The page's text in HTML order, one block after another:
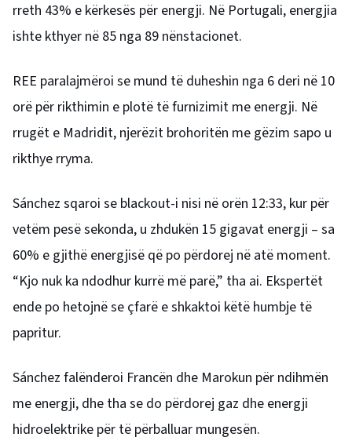
rreth 43% e kërkesës për energji. Në Portugali, energjia
ishte kthyer në 85 nga 89 nënstacionet.
REE paralajmëroi se mund të duheshin nga 6 deri në 10
orë për rikthimin e plotë të furnizimit me energji. Në
rrugët e Madridit, njerëzit brohoritën me gëzim sapo u
rikthye rryma.
Sánchez sqaroi se blackout-i nisi në orën 12:33, kur për
vetëm pesë sekonda, u zhdukën 15 gigavat energji – sa
60% e gjithë energjisë që po përdorej në atë moment.
“Kjo nuk ka ndodhur kurrë më parë,” tha ai. Ekspertët
ende po hetojnë se çfarë e shkaktoi këtë humbje të
papritur.
Sánchez falënderoi Francën dhe Marokun për ndihmën
me energji, dhe tha se do përdorej gaz dhe energji
hidroelektrike për të përballuar mungesën.